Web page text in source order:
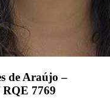
de Araújo –
7769